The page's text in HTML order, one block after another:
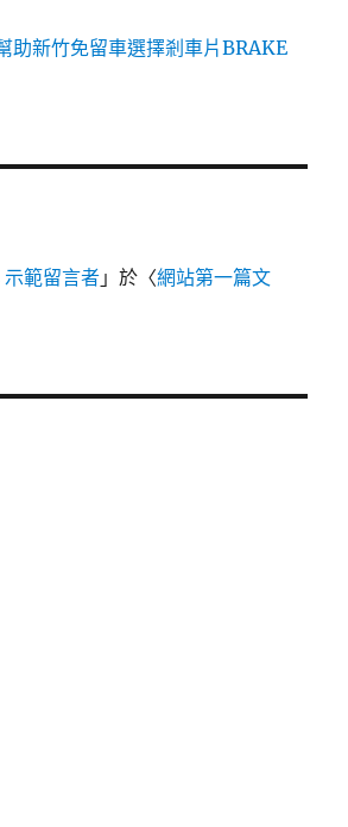
助新竹免留車選擇剎車片BRAKE
範留言者 」於〈網站第一篇文